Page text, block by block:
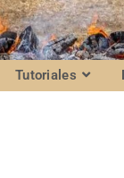
Tutoriales